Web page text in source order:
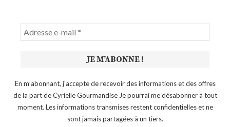
En m’abonnant, j'accepte de recevoir des informations et des offres
de la part de Cyrielle Gourmandise Je pourrai me désabonner à tout
moment. Les informations transmises restent confidentielles et ne
sont jamais partagées à un tiers.